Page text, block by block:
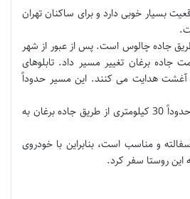
بسیار خوبی دارد و برای ساکنان تهران
جاده چالوس است. پس از عبور از شهر
جاده برغان تغییر مسیر داد. تابلوهای
آغشت هدایت می کنند. این مسیر حدوداً
مسیر کوتاه تر و حدوداً 30 کیلومتری از طریق جاده برغان به
و مناسب است، بنابراین با خودروی
روستا سفر کرد.